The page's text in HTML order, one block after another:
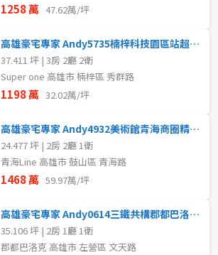
1258 萬 47.62萬/坪
高雄豪宅專家 Andy5735楠梓科技園區站超美三房車位
37.411 坪 | 3房 2廳 2衛
Super one 高雄市 楠梓區 秀群路
1198 萬 32.02萬/坪
高雄豪宅專家 Andy4932美術館青海商圈精緻大兩房
24.477 坪 | 2房 2廳 1衛
青海Line 高雄市 鼓山區 青海路
1468 萬 59.97萬/坪
高雄豪宅專家 Andy0614三鐵共構郡都巴洛克2房平車
35.106 坪 | 2房 1廳 1衛
郡都巴洛克 高雄市 左營區 文天路